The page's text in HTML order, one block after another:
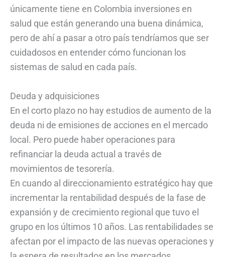
únicamente tiene en Colombia inversiones en
salud que están generando una buena dinámica,
pero de ahí a pasar a otro país tendríamos que ser
cuidadosos en entender cómo funcionan los
sistemas de salud en cada país.
Deuda y adquisiciones
En el corto plazo no hay estudios de aumento de la
deuda ni de emisiones de acciones en el mercado
local. Pero puede haber operaciones para
refinanciar la deuda actual a través de
movimientos de tesorería.
En cuando al direccionamiento estratégico hay que
incrementar la rentabilidad después de la fase de
expansión y de crecimiento regional que tuvo el
grupo en los últimos 10 años. Las rentabilidades se
afectan por el impacto de las nuevas operaciones y